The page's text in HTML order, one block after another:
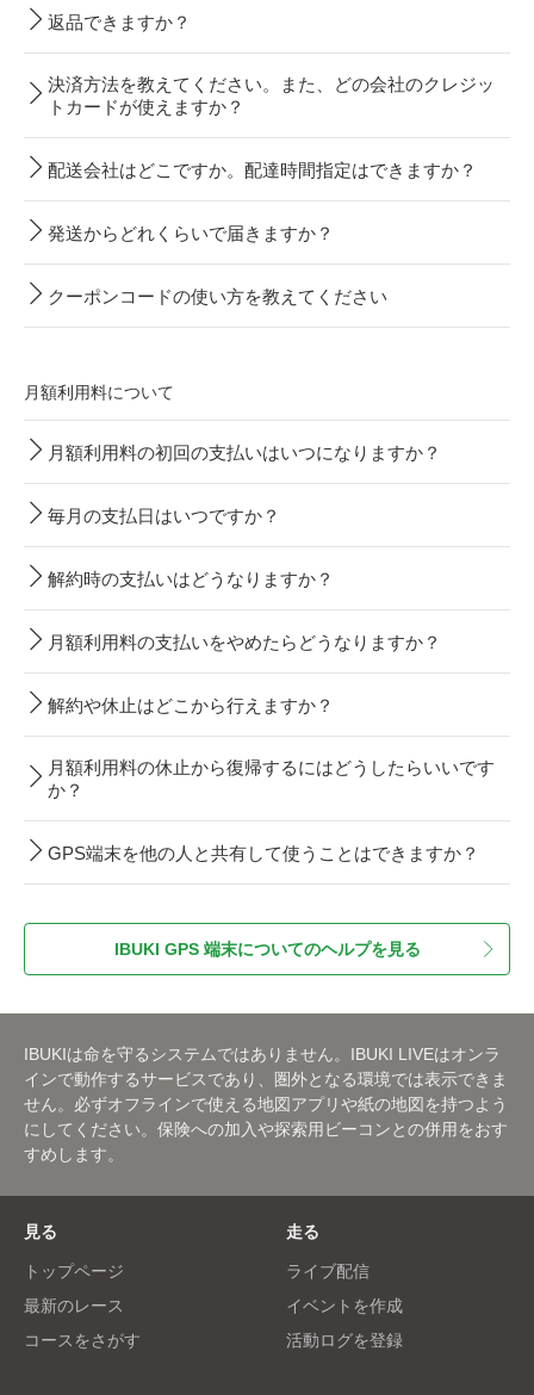
返品できますか？
決済方法を教えてください。また、どの会社のクレジッ
トカードが使えますか？
配送会社はどこですか。配達時間指定はできますか？
発送からどれくらいで届きますか？
クーポンコードの使い方を教えてください
月額利用料について
月額利用料の初回の支払いはいつになりますか？
毎月の支払日はいつですか？
解約時の支払いはどうなりますか？
月額利用料の支払いをやめたらどうなりますか？
解約や休止はどこから行えますか？
月額利用料の休止から復帰するにはどうしたらいいです
か？
GPS端末を他の人と共有して使うことはできますか？
IBUKI GPS 端末についてのヘルプを見る
IBUKIは命を守るシステムではありません。IBUKI LIVEはオンラ
インで動作するサービスであり、圏外となる環境では表示できま
せん。必ずオフラインで使える地図アプリや紙の地図を持つよう
にしてください。保険への加入や探索用ビーコンとの併用をおす
すめします。
見る
トップページ
最新のレース
コースをさがす
走る
ライブ配信
イベントを作成
活動ログを登録